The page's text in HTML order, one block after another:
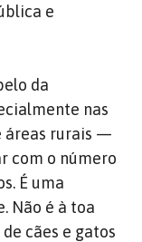
e
da
nas
áreas rurais —
com o número
É uma
Não é à toa
cães e gatos